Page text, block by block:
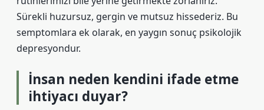
Sürekli huzursuz, gergin ve mutsuz hissederiz. Bu
semptomlara ek olarak, en yaygın sonuç psikolojik
depresyondur.
İnsan neden kendini ifade etme
ihtiyacı duyar?